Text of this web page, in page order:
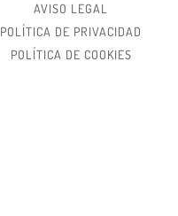
AVISO LEGAL
POLÍTICA DE PRIVACIDAD
POLÍTICA DE COOKIES